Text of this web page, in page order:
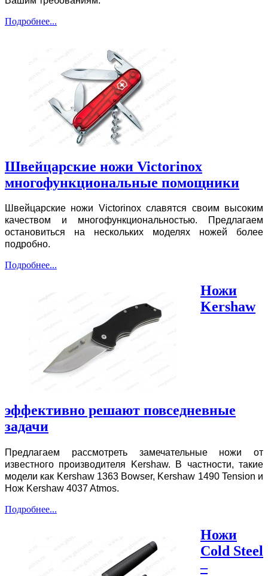
Подробнее...
Швейцарские ножи Victorinox
многофункциональные помощники
Швейцарские ножи Victorinox славятся своим высоким
качеством и многофункциональностью. Предлагаем
остановиться на нескольких моделях ножей более
подробно.
Подробнее...
Ножи
Kershaw
эффективно решают повседневные
задачи
Предлагаем рассмотреть замечательные ножи от
известного производителя Kershaw. В частности, такие
модели как Kershaw 1363 Bowser, Kershaw 1490 Tension и
Нож Kershaw 4037 Atmos.
Подробнее...
Ножи
Cold Steel
–